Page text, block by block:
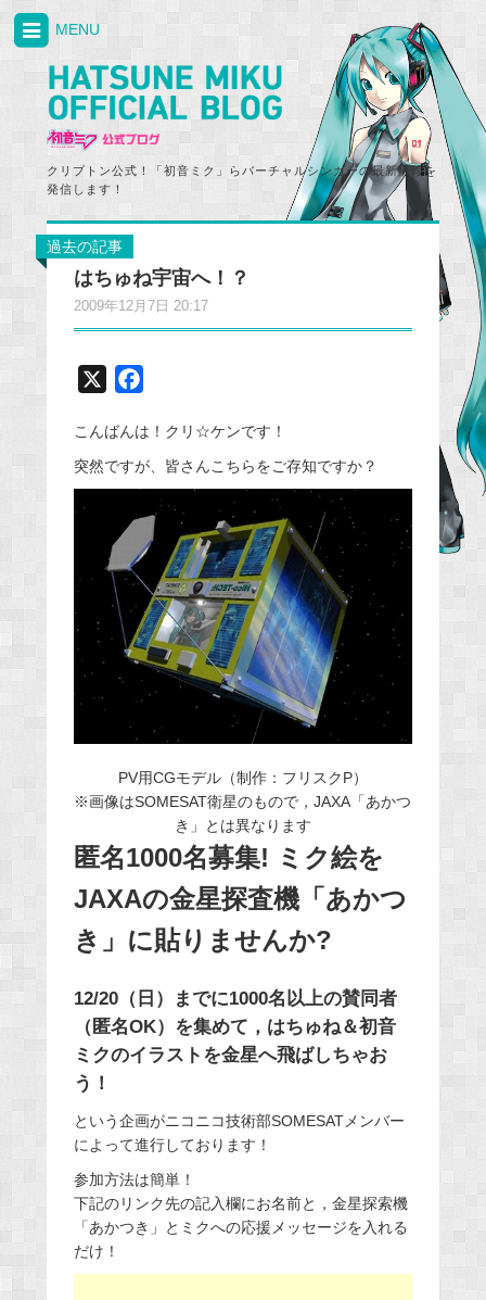
クリプトン公式！「初音ミク」らバーチャルシンガーの最新情報を
発信します！
MENU
過去の記事
はちゅね宇宙へ！？
2009年12月7日 20:17
c
e
b
o
o
こんばんは！クリ☆ケンです！
突然ですが、皆さんこちらをご存知ですか？
PV用CGモデル（制作：フリスクP）
※画像はSOMESAT衛星のもので，JAXA「あかつ
き」とは異なります
匿名1000名募集! ミク絵を
JAXAの金星探査機「あかつ
き」に貼りませんか?
12/20（日）までに1000名以上の賛同者
（匿名OK）を集めて，はちゅね＆初音
ミクのイラストを金星へ飛ばしちゃお
う！
という企画がニコニコ技術部SOMESATメンバー
によって進行しております！
参加方法は簡単！
下記のリンク先の記入欄にお名前と，金星探索機
「あかつき」とミクへの応援メッセージを入れる
だけ！